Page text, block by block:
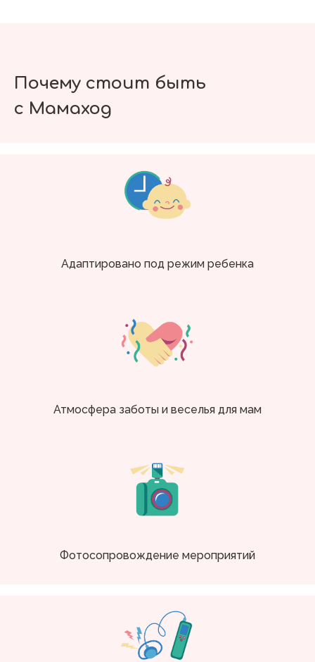
Почему стоит быть
с Мамаход
Адаптировано под режим ребенка
Атмосфера заботы и веселья для мам
Фотосопровождение мероприятий